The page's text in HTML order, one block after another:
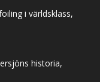
i världsklass,
historia,